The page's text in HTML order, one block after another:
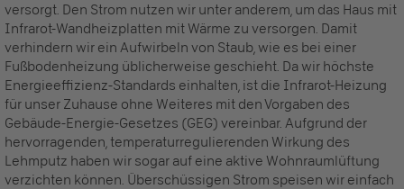
versorgt. Den Strom nutzen wir unter anderem, um das Haus mit
Infrarot-Wandheizplatten mit Wärme zu versorgen. Damit
verhindern wir ein Aufwirbeln von Staub, wie es bei einer
Fußbodenheizung üblicherweise geschieht. Da wir höchste
Energieeffizienz-Standards einhalten, ist die Infrarot-Heizung
für unser Zuhause ohne Weiteres mit den Vorgaben des
Gebäude-Energie-Gesetzes (GEG) vereinbar. Aufgrund der
hervorragenden, temperaturregulierenden Wirkung des
Lehmputz haben wir sogar auf eine aktive Wohnraumlüftung
verzichten können. Überschüssigen Strom speisen wir einfach